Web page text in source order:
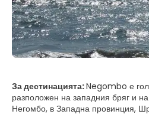
За дестинацията:Negombo е
разположен на западния бряг и
Негомбо, в Западна провинция,